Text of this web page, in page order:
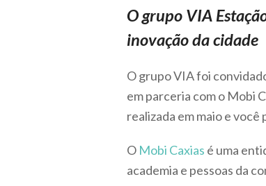
O grupo VIA
inovação da cidade
O grupo VIA foi
em parceria com o Mobi
realizada em maio e
O Mobi Caxias é uma
academia e pessoas da